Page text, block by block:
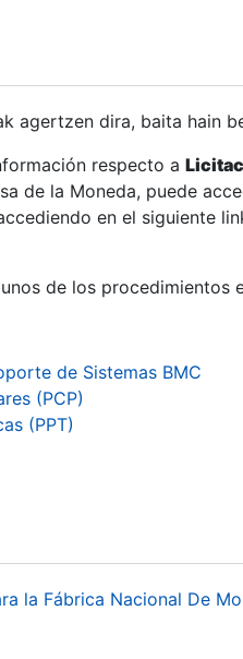
agertzen dira, baita hain
respecto a
de la Moneda, puede
en el siguiente
de los procedimientos
de Sistemas BMC
(PCP)
(PPT)
la Fábrica Nacional De